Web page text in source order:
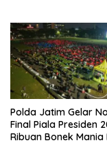
Polda Jatim Gelar
Final Piala Presiden
Ribuan Bonek Mania